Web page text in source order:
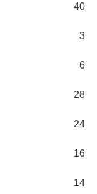
40
3
6
28
24
16
14